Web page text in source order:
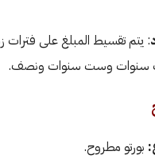
: يتم تقسيط المبلغ على فترات
سنوات وست سنوات ونصف.
بورتو مطروح.